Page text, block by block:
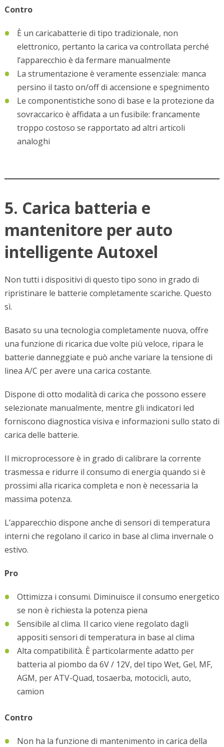
Contro
È un caricabatterie di tipo tradizionale, non
elettronico, pertanto la carica va controllata perché
l’apparecchio è da fermare manualmente
La strumentazione è veramente essenziale: manca
persino il tasto on/off di accensione e spegnimento
Le componentistiche sono di base e la protezione da
sovraccarico è affidata a un fusibile: francamente
troppo costoso se rapportato ad altri articoli
analoghi
5. Carica batteria e
mantenitore per auto
intelligente Autoxel
Non tutti i dispositivi di questo tipo sono in grado di
ripristinare le batterie completamente scariche. Questo
sì.
Basato su una tecnologia completamente nuova, offre
una funzione di ricarica due volte più veloce, ripara le
batterie danneggiate e può anche variare la tensione di
linea A/C per avere una carica costante.
Dispone di otto modalità di carica che possono essere
selezionate manualmente, mentre gli indicatori led
forniscono diagnostica visiva e informazioni sullo stato di
carica delle batterie.
Il microprocessore è in grado di calibrare la corrente
trasmessa e ridurre il consumo di energia quando si è
prossimi alla ricarica completa e non è necessaria la
massima potenza.
L’apparecchio dispone anche di sensori di temperatura
interni che regolano il carico in base al clima invernale o
estivo.
Pro
Ottimizza i consumi. Diminuisce il consumo energetico
se non è richiesta la potenza piena
Sensibile al clima. Il carico viene regolato dagli
appositi sensori di temperatura in base al clima
Alta compatibilità. È particolarmente adatto per
batteria al piombo da 6V / 12V, del tipo Wet, Gel, MF,
AGM, per ATV-Quad, tosaerba, motocicli, auto,
camion
Contro
Non ha la funzione di mantenimento in carica della